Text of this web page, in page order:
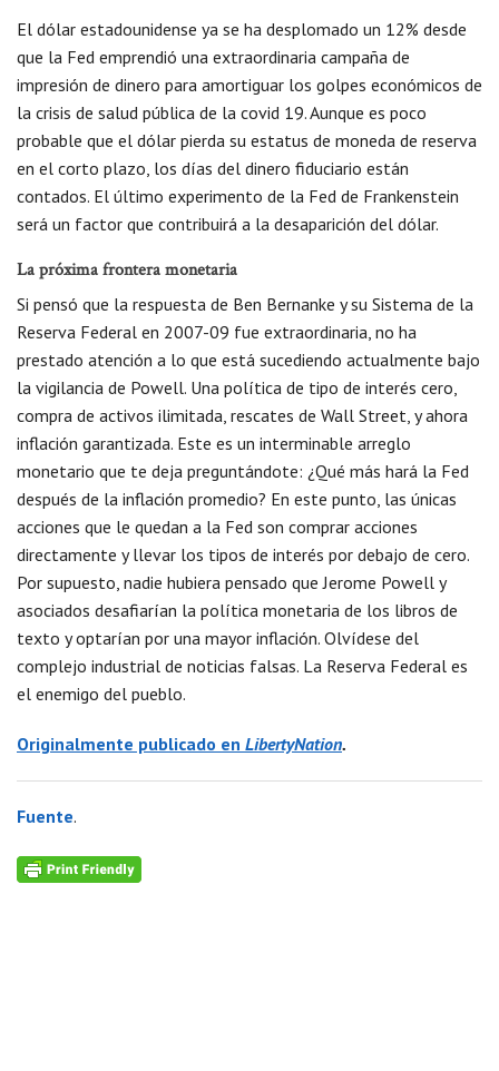
El dólar estadounidense ya se ha desplomado un 12% desde
que la Fed emprendió una extraordinaria campaña de
impresión de dinero para amortiguar los golpes económicos de
la crisis de salud pública de la covid 19. Aunque es poco
probable que el dólar pierda su estatus de moneda de reserva
en el corto plazo, los días del dinero fiduciario están
contados. El último experimento de la Fed de Frankenstein
será un factor que contribuirá a la desaparición del dólar.
La próxima frontera monetaria
Si pensó que la respuesta de Ben Bernanke y su Sistema de la
Reserva Federal en 2007-09 fue extraordinaria, no ha
prestado atención a lo que está sucediendo actualmente bajo
la vigilancia de Powell. Una política de tipo de interés cero,
compra de activos ilimitada, rescates de Wall Street, y ahora
inflación garantizada. Este es un interminable arreglo
monetario que te deja preguntándote: ¿Qué más hará la Fed
después de la inflación promedio? En este punto, las únicas
acciones que le quedan a la Fed son comprar acciones
directamente y llevar los tipos de interés por debajo de cero.
Por supuesto, nadie hubiera pensado que Jerome Powell y
asociados desafiarían la política monetaria de los libros de
texto y optarían por una mayor inflación. Olvídese del
complejo industrial de noticias falsas. La Reserva Federal es
el enemigo del pueblo.
Originalmente publicado en LibertyNation.
Fuente.